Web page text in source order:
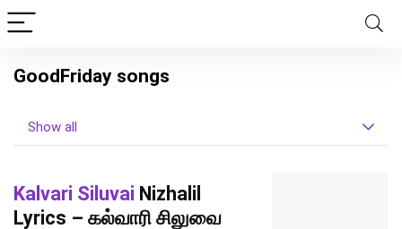
GoodFriday songs
Show all
Kalvari Siluvai Nizhalil
Lyrics – கல்வாரி சிலுவை